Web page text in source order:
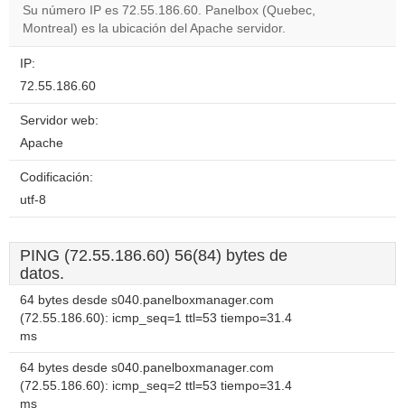
Do you
own this
OK
Su número IP es 72.55.186.60. Panelbox (Quebec,
Montreal) es la ubicación del Apache servidor.
IP:
72.55.186.60
Servidor web:
Apache
Codificación:
utf-8
PING (72.55.186.60) 56(84) bytes de
datos.
64 bytes desde s040.panelboxmanager.com
(72.55.186.60): icmp_seq=1 ttl=53 tiempo=31.4
ms
64 bytes desde s040.panelboxmanager.com
(72.55.186.60): icmp_seq=2 ttl=53 tiempo=31.4
ms